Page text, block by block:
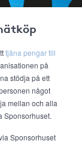
tjäna pengar till
på
stödja på ett
något
mellan och alla
Sponsorhuset.
Sponsorhuset